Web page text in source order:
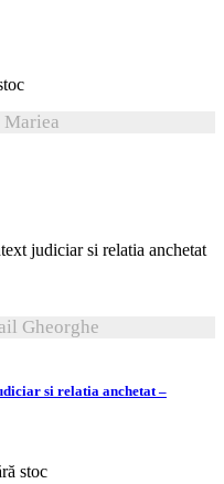
Mariea
Gheorghe
si relatia anchetat –
stoc